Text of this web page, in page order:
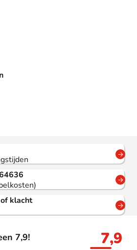
7,9! 7,9
klacht